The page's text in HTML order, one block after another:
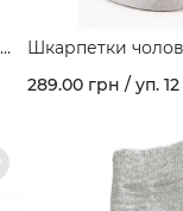
Шкарпетки
289.00 грн / уп.